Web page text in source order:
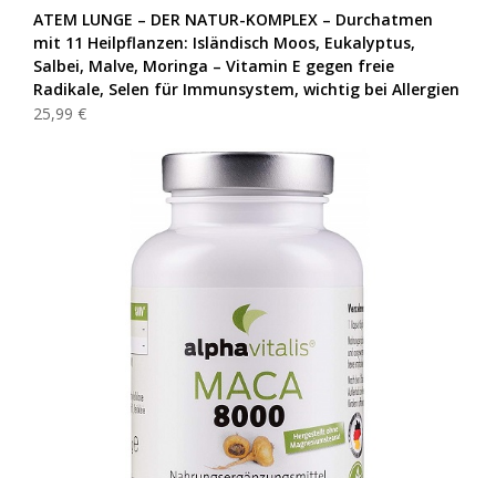
ATEM LUNGE – DER NATUR-KOMPLEX – Durchatmen
mit 11 Heilpflanzen: Isländisch Moos, Eukalyptus,
Salbei, Malve, Moringa – Vitamin E gegen freie
Radikale, Selen für Immunsystem, wichtig bei Allergien
25,99 €